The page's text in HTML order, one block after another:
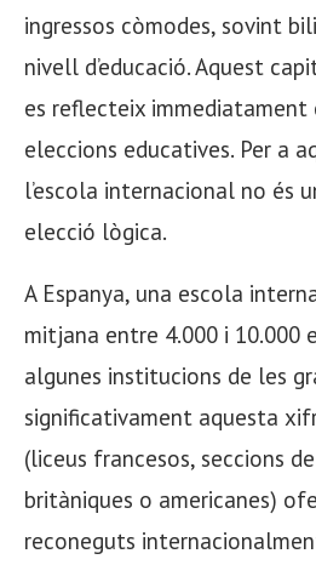
ingressos còmodes, sovint
nivell d’educació. Aquest
es reflecteix immediatament
eleccions educatives. Per a
l’escola internacional no és
elecció lògica.
A Espanya, una escola
mitjana entre 4.000 i 10.000
algunes institucions de les
significativament aquesta
(liceus francesos, seccions
britàniques o americanes)
reconeguts